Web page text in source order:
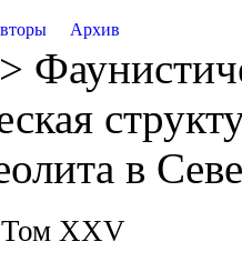
Архив
>
в
XXV